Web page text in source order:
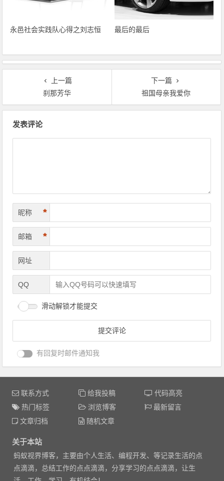
永邑社会实践队心得之刘志恒 最后的最后
上一篇
刹那芳华
下一篇
祖国母亲我爱你
发表评论
昵称 *
邮箱 *
网址
QQ
滑动解锁才能提交
有回复时邮件通知我
联系方式 给我投稿
代码高亮
热门标签
浏览博客
最新留言
文章归档
随机文章
关于本站
蚂蚁视界博客，主要由个人生活、编程开发、等记录生活的点
点滴滴，总结工作的点点滴滴，分享学习的点点滴滴，让生